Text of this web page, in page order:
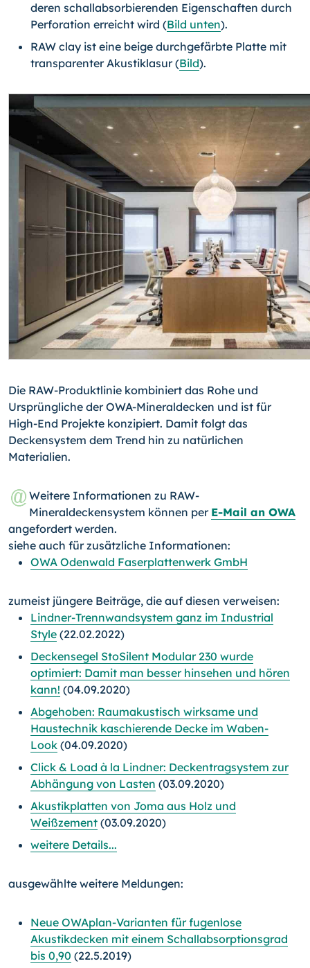
deren schallabsorbierenden Eigenschaften durch
Perforation erreicht wird (Bild unten).
RAW clay ist eine beige durchgefärbte Platte mit
transparenter Akustiklasur (Bild).
Die RAW-Produktlinie kombiniert das Rohe und
Ursprüngliche der OWA-Mineraldecken und ist für
High-End Projekte konzipiert. Damit folgt das
Deckensystem dem Trend hin zu natürlichen
Materialien.
Weitere Informationen zu RAW-
Mineraldeckensystem können per E-Mail an OWA
angefordert werden.
siehe auch für zusätzliche Informationen:
OWA Odenwald Faserplattenwerk GmbH
zumeist jüngere Beiträge, die auf diesen verweisen:
Lindner-Trennwandsystem ganz im Industrial
Style (22.02.2022)
Deckensegel StoSilent Modular 230 wurde
optimiert: Damit man besser hinsehen und hören
kann! (04.09.2020)
Abgehoben: Raumakustisch wirksame und
Haustechnik kaschierende Decke im Waben-
Look (04.09.2020)
Click & Load à la Lindner: Deckentragsystem zur
Abhängung von Lasten (03.09.2020)
Akustikplatten von Joma aus Holz und
Weißzement (03.09.2020)
weitere Details...
ausgewählte weitere Meldungen:
Neue OWAplan-Varianten für fugenlose
Akustikdecken mit einem Schallabsorptionsgrad
bis 0,90 (22.5.2019)